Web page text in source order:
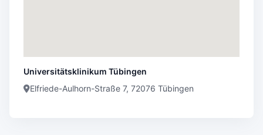
Universitätsklinikum Tübingen
Elfriede-Aulhorn-Straße 7, 72076 Tübingen